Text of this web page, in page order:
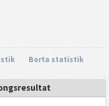
Borta statistik